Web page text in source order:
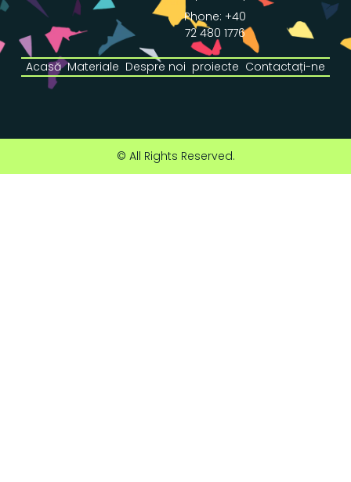
Acasă Materiale Despre noi proiecte Contactați-ne
Phone: +40
72 480 1776
© All Rights Reserved.